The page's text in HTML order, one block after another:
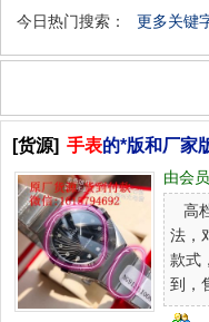
今日热门搜索： 更多关键
[货源] 手表的*版和厂家
由会
高
法，
款式
到，